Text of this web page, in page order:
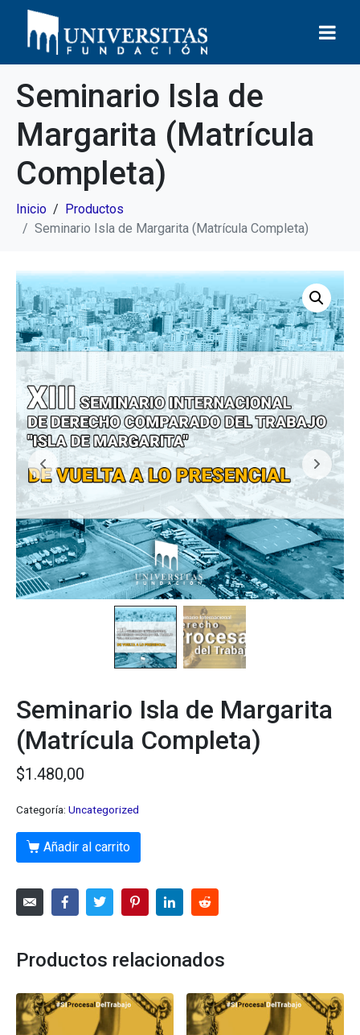
Seminario Isla de
Margarita (Matrícula
Completa)
Inicio
Productos
Seminario Isla de Margarita (Matrícula Completa)
Seminario Isla de Margarita
(Matrícula Completa)
$1.480,00
Categoría: Uncategorized
Añadir al carrito
Productos relacionados